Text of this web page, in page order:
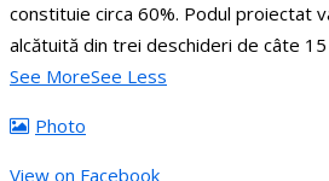
constituie circa 60%. Podul proiectat
alcătuită din trei deschideri de câte
See MoreSee Less
Photo
View on Facebook